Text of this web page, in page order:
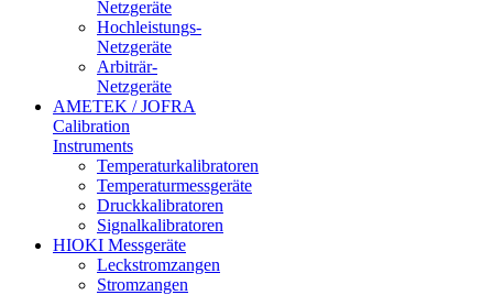
Netzgeräte
Hochleistungs-
Netzgeräte
Arbiträr-
Netzgeräte
AMETEK / JOFRA
Calibration
Instruments
Temperaturkalibratoren
Temperaturmessgeräte
Druckkalibratoren
Signalkalibratoren
HIOKI Messgeräte
Leckstromzangen
Stromzangen